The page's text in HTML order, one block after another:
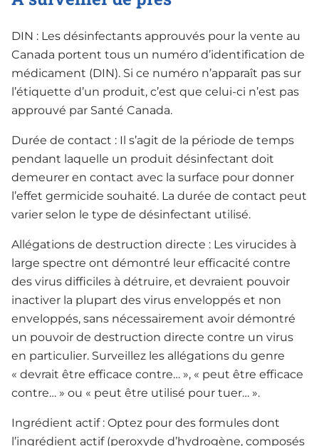
DIN : Les désinfectants approuvés pour la vente au
Canada portent tous un numéro d’identification de
médicament (DIN). Si ce numéro n’apparaît pas sur
l’étiquette d’un produit, c’est que celui-ci n’est pas
approuvé par Santé Canada.
Durée de contact : Il s’agit de la période de temps
pendant laquelle un produit désinfectant doit
demeurer en contact avec la surface pour donner
l’effet germicide souhaité. La durée de contact peut
varier selon le type de désinfectant utilisé.
Allégations de destruction directe : Les virucides à
large spectre ont démontré leur efficacité contre
des virus difficiles à détruire, et devraient pouvoir
inactiver la plupart des virus enveloppés et non
enveloppés, sans nécessairement avoir démontré
un pouvoir de destruction directe contre un virus
en particulier. Surveillez les allégations du genre
« devrait être efficace contre… », « peut être efficace
contre… » ou « peut être utilisé pour tuer… ».
Ingrédient actif : Optez pour des formules dont
l’ingrédient actif (peroxyde d’hydrogène, composés